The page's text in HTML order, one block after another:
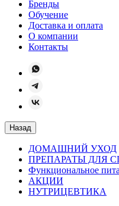
Бренды
Обучение
Доставка и оплата
О компании
Контакты
Назад
ДОМАШНИЙ УХОД
ПРЕПАРАТЫ ДЛЯ
Функциональное
АКЦИИ
НУТРИЦЕВТИКА